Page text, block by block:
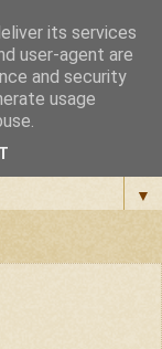
▼
its services
user-agent are
and security
usage